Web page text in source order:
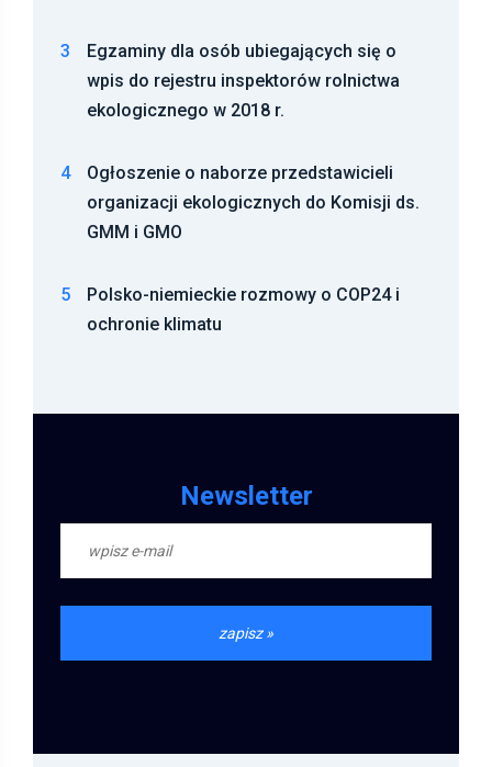
3
Egzaminy dla osób ubiegających się o
wpis do rejestru inspektorów rolnictwa
ekologicznego w 2018 r.
4
Ogłoszenie o naborze przedstawicieli
organizacji ekologicznych do Komisji ds.
GMM i GMO
5
Polsko-niemieckie rozmowy o COP24 i
ochronie klimatu
Newsletter